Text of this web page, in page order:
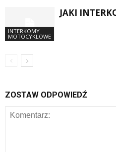
INTERKOMY
MOTOCYKLOWE
JAKI
ZOSTAW ODPOWIEDŹ